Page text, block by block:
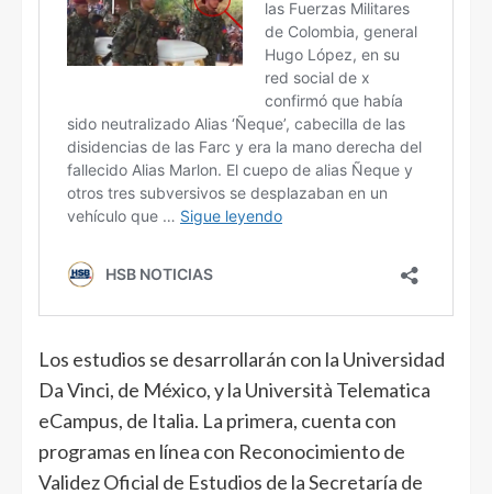
Los estudios se desarrollarán con la Universidad
Da Vinci, de México, y la Università Telematica
eCampus, de Italia. La primera, cuenta con
programas en línea con Reconocimiento de
Validez Oficial de Estudios de la Secretaría de